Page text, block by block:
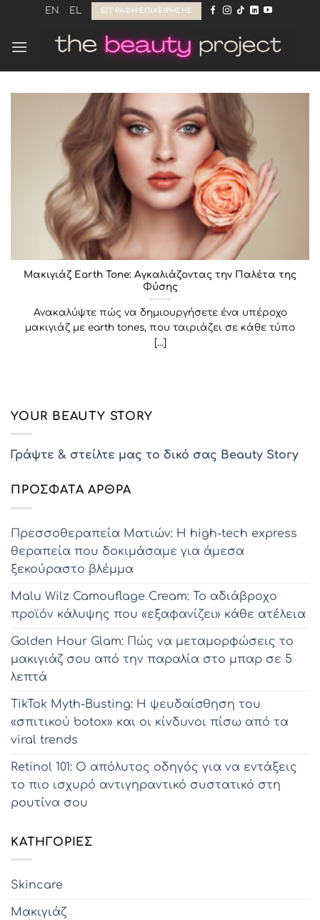
Μετάβαση
περιεχόμενο
EN EL ΕΓΓΡΑΦΉ ΕΠΙΧΕΊΡΗΣΗΣ
Μακιγιάζ Earth Tone: Αγκαλιάζοντας την Παλέτα της
Φύσης
Ανακαλύψτε πώς να δημιουργήσετε ένα υπέροχο
μακιγιάζ με earth tones, που ταιριάζει σε κάθε τύπο
[...]
YOUR BEAUTY STORY
Γράψτε & στείλτε μας το δικό σας Beauty Story
ΠΡΌΣΦΑΤΑ ΆΡΘΡΑ
Πρεσσοθεραπεία Ματιών: Η high-tech express
θεραπεία που δοκιμάσαμε για άμεσα
ξεκούραστο βλέμμα
Malu Wilz Camouflage Cream: Το αδιάβροχο
προϊόν κάλυψης που «εξαφανίζει» κάθε ατέλεια
Golden Hour Glam: Πώς να μεταμορφώσεις το
μακιγιάζ σου από την παραλία στο μπαρ σε 5
λεπτά
TikTok Myth-Busting: Η ψευδαίσθηση του
«σπιτικού botox» και οι κίνδυνοι πίσω από τα
viral trends
Retinol 101: Ο απόλυτος οδηγός για να εντάξεις
το πιο ισχυρό αντιγηραντικό συστατικό στη
ρουτίνα σου
KΑΤΗΓΟΡΊΕΣ
Skincare
Μακιγιάζ